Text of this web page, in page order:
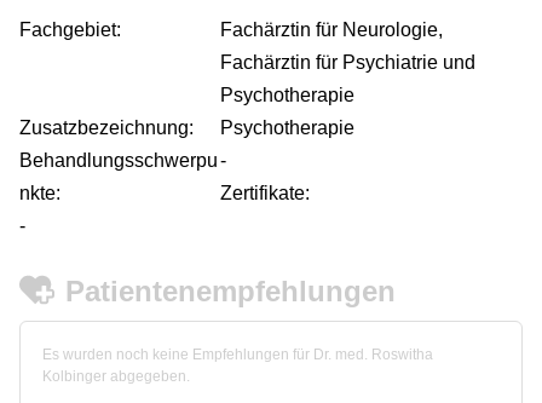
Fachgebiet:
Fachärztin für Neurologie,
Fachärztin für Psychiatrie und
Psychotherapie
Zusatzbezeichnung:
Psychotherapie
Behandlungsschwerpu
nkte:
-
Zertifikate:
-
Patientenempfehlungen
Es wurden noch keine Empfehlungen für Dr. med. Roswitha
Kolbinger abgegeben.